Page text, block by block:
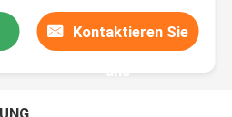
Kontaktieren Sie
uns